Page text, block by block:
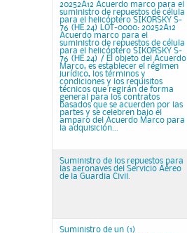
20252A12 Acuerdo marco para el
suministro de repuestos de célula
para el helicóptero SIKORSKY S-
76 (HE.24) LOT-0000: 20252A12
Acuerdo marco para el
suministro de repuestos de célula
para el helicóptero SIKORSKY S-
76 (HE.24) / El objeto del Acuerdo
Marco, es establecer el régimen
jurídico, los términos y
condiciones y los requisitos
técnicos que regirán de forma
general para los contratos
basados que se acuerden por las
partes y se celebren bajo el
amparo del Acuerdo Marco para
la adquisición...
Suministro de los repuestos para
las aeronaves del Servicio Aéreo
de la Guardia Civil.
Suministro de un (1)